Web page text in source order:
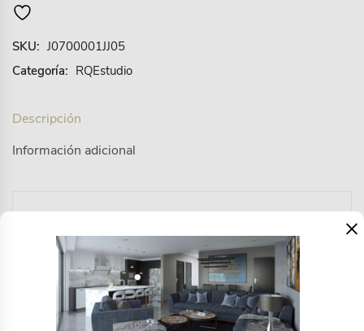
SKU: J0700001JJ05
Categoría: RQEstudio
Descripción
Información adicional
este clásico de madera maciza de acacia sostenible
con colores de tendencia. Además, el tejido es
resistente para disfrutar al sol y plegable para no
ocupar espacio al guardarla..
×